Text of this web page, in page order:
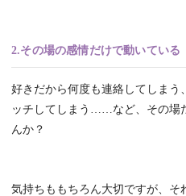
2.その場の感情だけで動いている
好きだから何度も連絡してしまう
ッチしてしまう……など、その場
んか？
気持ちももちろん大切ですが、そ